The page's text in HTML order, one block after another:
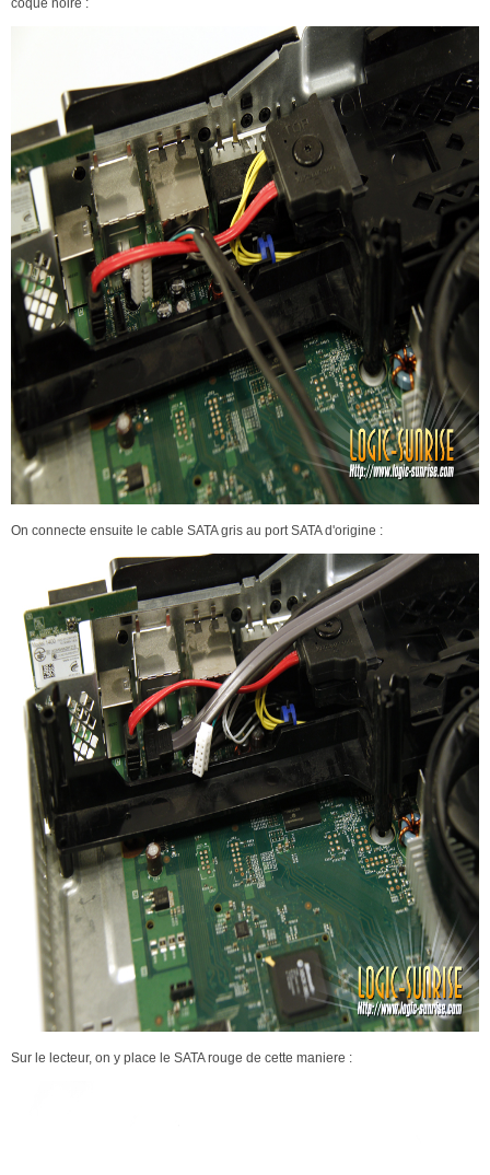
coque noire :
On connecte ensuite le cable SATA gris au port SATA d'origine :
Sur le lecteur, on y place le SATA rouge de cette maniere :